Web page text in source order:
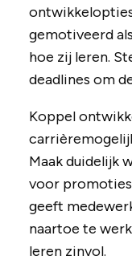
gemotiveerd
hoe zij leren.
deadlines om
Koppel
Maak duidelijk
voor
geeft
naartoe te
leren zinvol.